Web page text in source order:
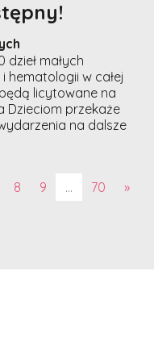
dzieł małych
hematologii w całej
licytowane na
Dzieciom przekaże
na dalsze
8 9 … 70 »